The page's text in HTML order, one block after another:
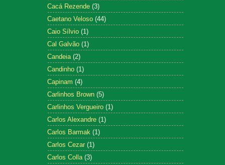
Cacá Rezende (3)
Caetano Veloso (44)
Caio Sílvio (1)
Cal Galvão (1)
Candeia (2)
Candinho (1)
Capinam (4)
Carlinhos Brown (5)
Carlinhos Vergueiro (1)
Carlos Alexandre (1)
Carlos Barmak (1)
Carlos Cezar (1)
Carlos Colla (3)